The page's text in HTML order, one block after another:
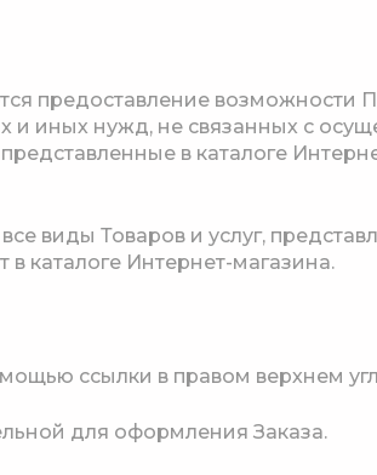
предоставление возможности
иных нужд, не связанных с
в каталоге
виды Товаров и услуг,
каталоге Интернет-магазина.
ссылки в правом верхнем
для оформления Заказа.